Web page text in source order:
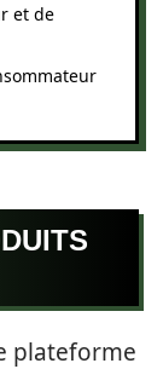
et de
plateforme